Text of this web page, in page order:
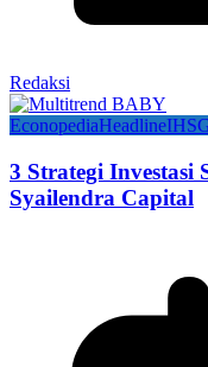
Redaksi
EconopediaHeadline
3 Strategi Investasi
Syailendra Capital